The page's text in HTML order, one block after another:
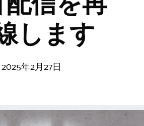
します
2025年2月27日